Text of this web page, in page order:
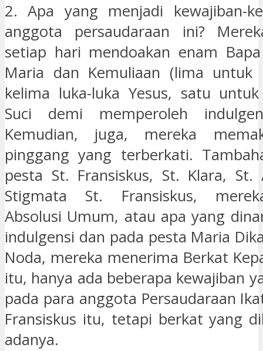
2. Apa yang menjadi kewajiban-
anggota persaudaraan ini?
setiap hari mendoakan enam
Maria dan Kemuliaan (lima untuk
kelima luka-luka Yesus, satu
Suci demi memperoleh
Kemudian, juga, mereka
pinggang yang terberkati.
pesta St. Fransiskus, St. Klara, St.
Stigmata St. Fransiskus,
Absolusi Umum, atau apa yang
indulgensi dan pada pesta Maria
Noda, mereka menerima Berkat
itu, hanya ada beberapa kewajiban
pada para anggota Persaudaraan
Fransiskus itu, tetapi berkat yang
adanya.